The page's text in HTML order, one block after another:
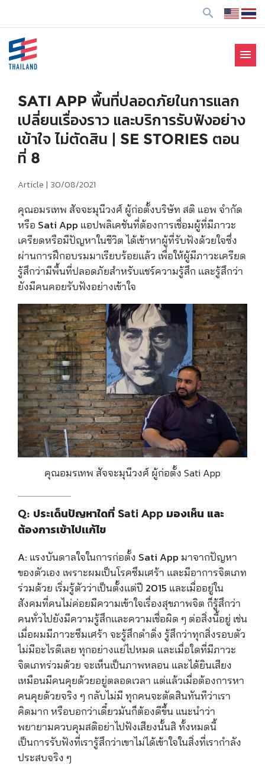
search
Enterprise: SE
menu
SATI APP พื้นที่ปลอดภัยในการแลก
เปลี่ยนเรื่องราว และบริการรับฟังอย่าง
เข้าใจ ไม่ตัดสิน | SE STORIES ตอน
ที่ 8
Article | 30/08/2021
คุณอมรเทพ สัจจะมุนีวงศ์ ผู้ก่อตั้งบริษัท สติ แอพ จำกัด
หรือ Sati App แอปพลิเคชันที่ต้องการเชื่อมผู้ที่มีภาวะ
เครียดหรือมีปัญหาในชีวิต ได้เข้าหาผู้ที่รับฟังด้วยใจซึ่ง
ผ่านการฝึกอบรมมาเรียบร้อยเเล้ว เพื่อให้ผู้มีภาวะเครียด
รู้สึกว่ามีพื้นที่ปลอดภัยสำหรับแชร์ความรู้สึก เเละรู้สึกว่า
ยังมีคนคอยรับฟังอย่างเข้าใจ
คุณอมรเทพ สัจจะมุนีวงศ์ ผู้ก่อตั้ง Sati App
Q: ประเด็นปัญหาใดที่ Sati App มองเห็น และ
ต้องการเข้าไปเเก้ไข
A: แรงบันดาลใจในการก่อตั้ง Sati App มาจากปัญหา
ของตัวเอง เพราะผมเป็นโรคซึมเศร้า เเละมีอาการจิตเภท
ร่วมด้วย เริ่มรู้ตัวว่าเป็นตั้งเเต่ปี 2015 และเมื่ออยู่ใน
สังคมที่คนไม่ค่อยมีความเข้าใจเรื่องสุขภาพจิต ก็รู้สึกว่า
คนทั่วไปยังมีความรู้สึกเเละความเชื่อผิด ๆ ต่อสิ่งนี้อยู่ เช่น
เมื่อผมมีภาวะซึมเศร้า จะรู้สึกดำดิ่ง รู้สึกว่าทุกสิ่งรอบตัว
ไม่มีอะไรดีเลย ทุกอย่างแย่ไปหมด และเมื่อใดที่มีภาวะ
จิตเภทร่วมด้วย จะเห็นเป็นภาพหลอน และได้ยินเสียง
เหมือนมีคนคุยด้วยอยู่ตลอดเวลา แต่แล้วเมื่อต้องการหา
คนคุยด้วยจริง ๆ กลับไม่มี ทุกคนจะตัดสินทันทีว่าเรา
คิดมาก หรือบอกว่าเดี๋ยวมันก็ต้องดีขึ้น แนะนำว่า
พยายามควบคุมสติอย่าไปฟังเสียงนั้นสิ ทั้งหมดนี้
เป็นการรับฟังที่เรารู้สึกว่าเขาไม่ได้เข้าใจในสิ่งที่เรากำลัง
ประสบจริง ๆ